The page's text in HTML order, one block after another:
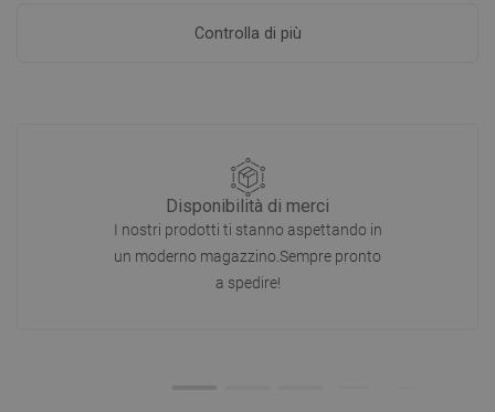
Controlla di più
Disponibilità di merci
I nostri prodotti ti stanno aspettando in
un moderno magazzino.Sempre pronto
a spedire!